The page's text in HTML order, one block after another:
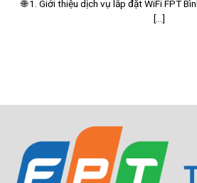
🌐 1. Giới thiệu dịch vụ lắp đặt WiFi FPT
[...]